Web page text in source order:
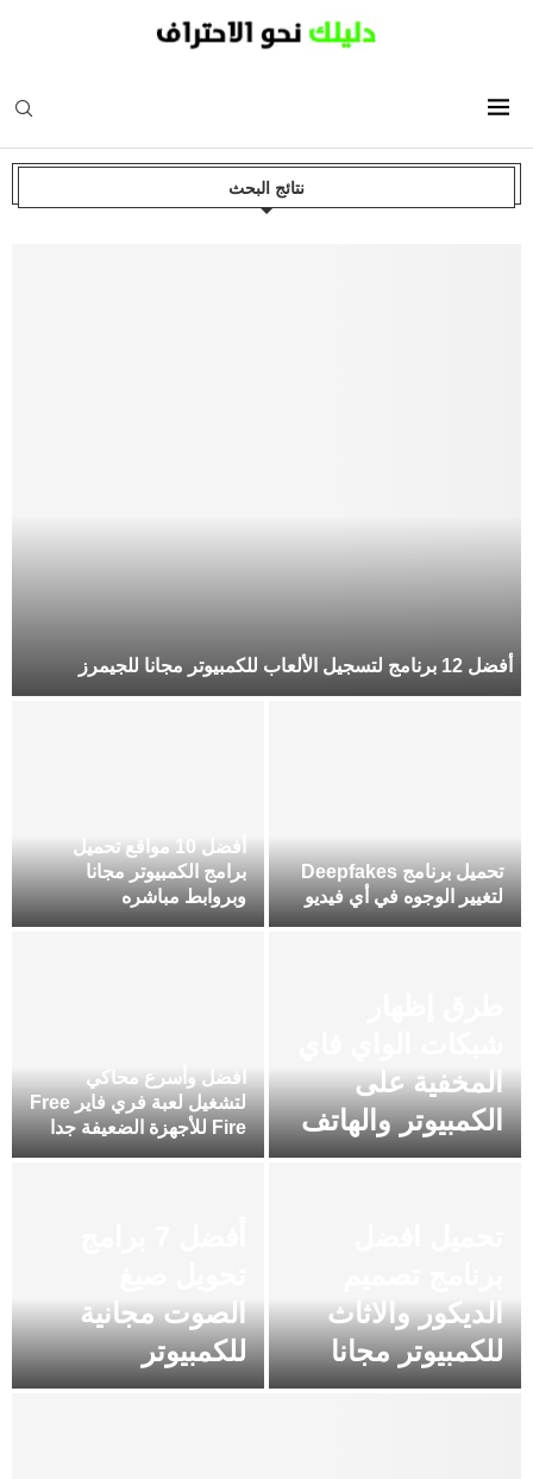
نتائج البحث
أفضل 12 برنامج لتسجيل الألعاب للكمبيوتر مجانا للجيمرز
أفضل 10 مواقع تحميل
برامج الكمبيوتر مجانا
وبروابط مباشره
تحميل برنامج Deepfakes
لتغيير الوجوه في أي فيديو
افضل وأسرع محاكي
لتشغيل لعبة فري فاير Free
Fire للأجهزة الضعيفة جدا
المخفية على
الكمبيوتر والهاتف
الصوت مجانية
للكمبيوتر
الديكور والاثاث
للكمبيوتر مجانا